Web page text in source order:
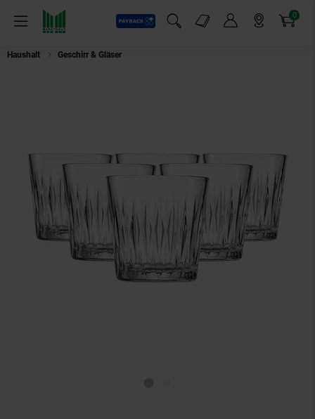
Menü
Payback
Suchfeld einblenden
Markt-Angebote 0
Artikel
Haushalt Geschirr & Gläser